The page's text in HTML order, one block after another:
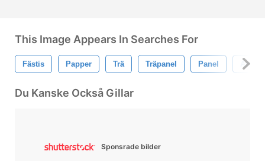
This Image Appears In Searches For
Fästis Papper Trä Träpanel Panel
Du Kanske Också Gillar
Sponsrade bilder